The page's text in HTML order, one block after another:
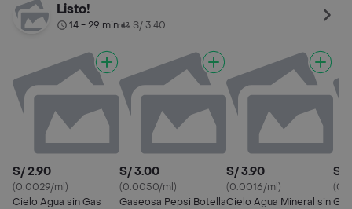
Listo!
14 - 29 min• S/ 3.40
S/ 2.90
(0.0029/ml)
Cielo Agua sin Gas
S/ 3.00
(0.0050/ml)
Gaseosa Pepsi Botella
S/ 3.90
(0.0016/ml)
Cielo Agua Mineral sin
S/